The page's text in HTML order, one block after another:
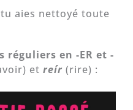
aies nettoyé toute
réguliers en -ER et -
etreír (rire) :